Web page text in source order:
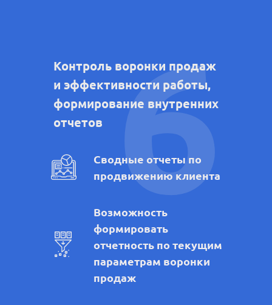
Сводные отчеты по
продвижению клиента
6
Контроль воронки продаж
и эффективности работы,
формирование внутренних
отчетов
Возможность
формировать
отчетность по текущим
параметрам воронки
продаж